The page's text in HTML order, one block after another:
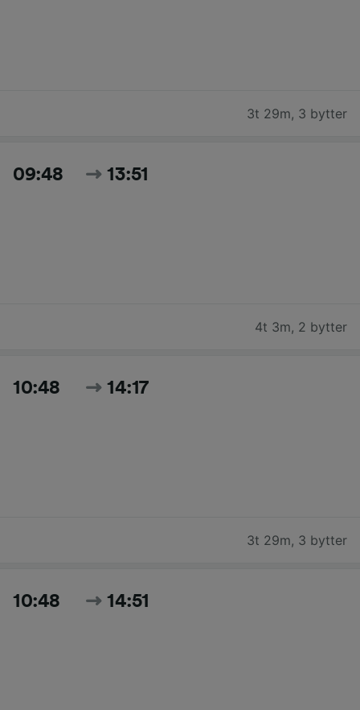
3t 29m, 3 bytter
09:48 13:51
4t 3m, 2 bytter
10:48 14:17
3t 29m, 3 bytter
10:48 14:51